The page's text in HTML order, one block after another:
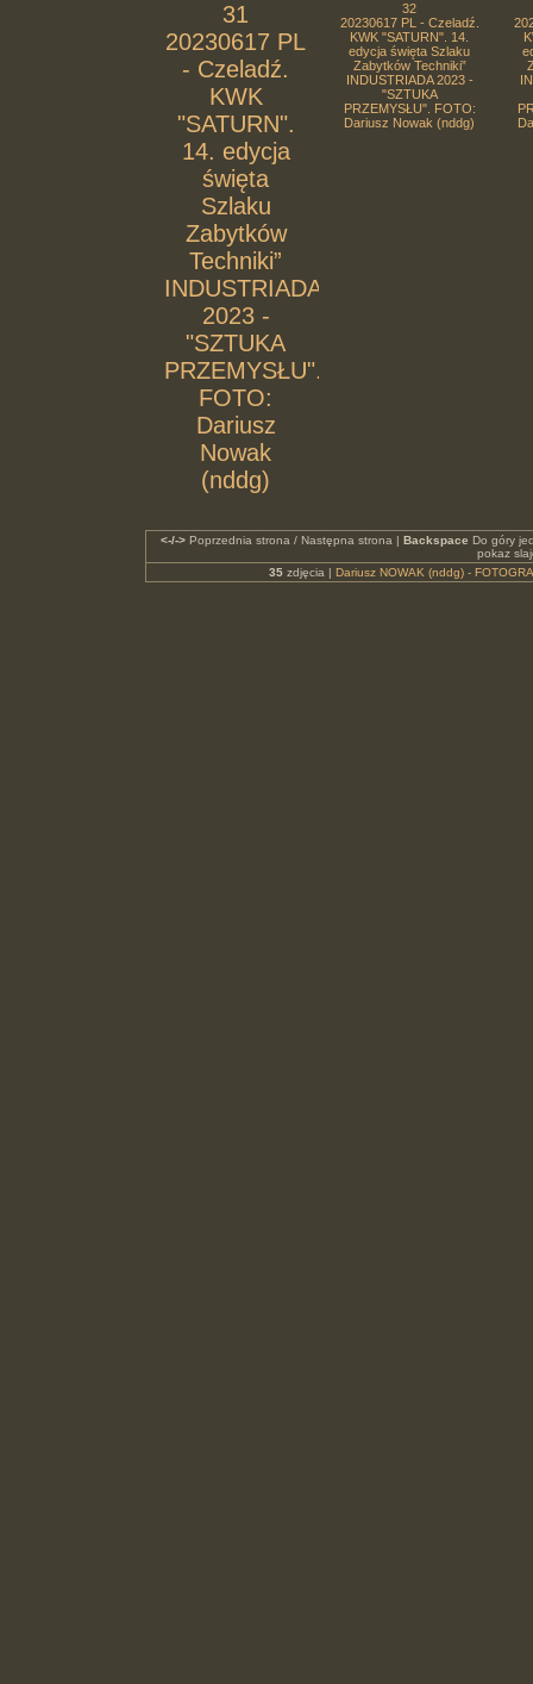
31
20230617 PL
- Czeladź.
KWK
"SATURN".
14. edycja
święta
Szlaku
Zabytków
Techniki”
INDUSTRIADA
2023 -
"SZTUKA
PRZEMYSŁU".
FOTO:
Dariusz
Nowak
(nddg)
32
20230617 PL - Czeladź.
KWK "SATURN". 14.
edycja święta Szlaku
Zabytków Techniki”
INDUSTRIADA 2023 -
"SZTUKA
PRZEMYSŁU". FOTO:
Dariusz Nowak (nddg)
<-/->Poprzednia strona / Następna strona | Backspace Do góry
pokaz
35 zdjęcia | Dariusz NOWAK (nddg) -